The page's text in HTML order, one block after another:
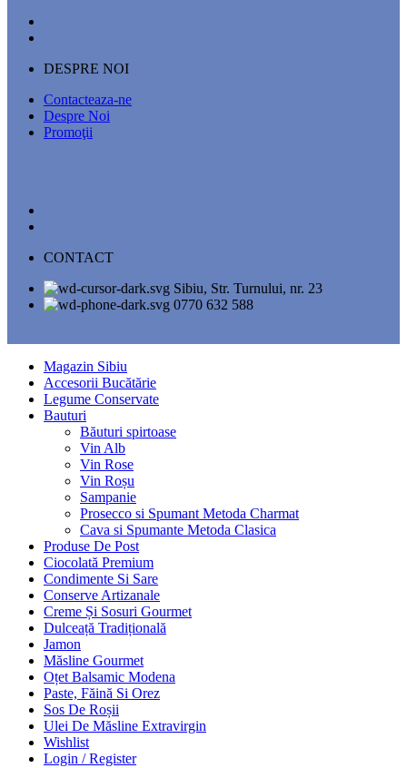
DESPRE NOI
Contacteaza-ne
Despre Noi
Promoţii
CONTACT
Sibiu, Str. Turnului, nr. 23
0770 632 588
Magazin Sibiu
Accesorii Bucătărie
Legume Conservate
Bauturi
Băuturi spirtoase
Vin Alb
Vin Rose
Vin Roșu
Sampanie
Prosecco si Spumant Metoda Charmat
Cava si Spumante Metoda Clasica
Produse De Post
Ciocolată Premium
Condimente Si Sare
Conserve Artizanale
Creme Și Sosuri Gourmet
Dulceață Tradițională
Jamon
Măsline Gourmet
Oțet Balsamic Modena
Paste, Făină Si Orez
Sos De Roșii
Ulei De Măsline Extravirgin
Wishlist
Login / Register